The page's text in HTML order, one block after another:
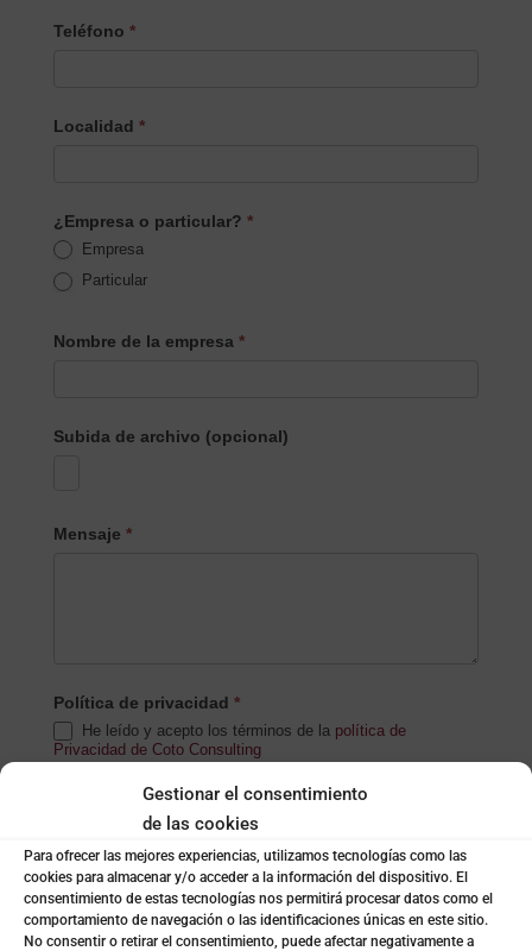
Gestionar el consentimiento
de las cookies
Para ofrecer las mejores experiencias, utilizamos tecnologías como las
cookies para almacenar y/o acceder a la información del dispositivo. El
consentimiento de estas tecnologías nos permitirá procesar datos como el
comportamiento de navegación o las identificaciones únicas en este sitio.
No consentir o retirar el consentimiento, puede afectar negativamente a
Teléfono *
Localidad *
¿Empresa o particular? *
Empresa
Particular
Nombre de la empresa *
Subida de archivo (opcional)
Mensaje *
Política de privacidad *
He leído y acepto los términos de la política de
Privacidad de Coto Consulting
(newsletters, cursos, informes, etc)
Enviar